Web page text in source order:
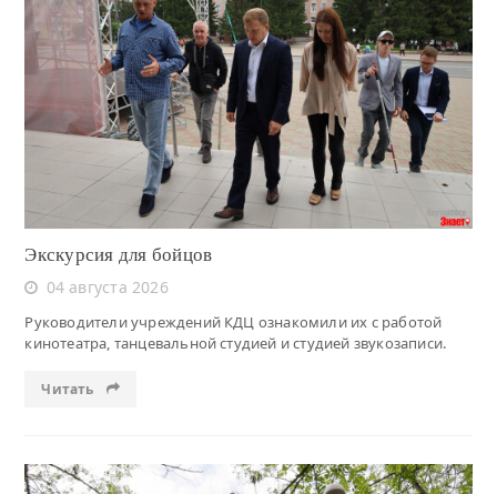
Читать
Экскурсия для бойцов
04 августа 2026
Руководители учреждений КДЦ ознакомили их с работой
кинотеатра, танцевальной студией и студией звукозаписи.
Читать